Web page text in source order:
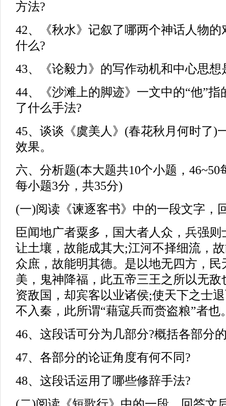
方法?
42、《秋水》记叙了哪两个神话人物的
什么?
43、《论毅力》的写作动机和中心思想
44、《沙滩上的脚迹》一文中的“他”指
了什么手法?
45、谈谈《虞美人》(春花秋月何时了)
效果。
六、分析题(本大题共10个小题，46~50
每小题3分，共35分)
(一)阅读《谏逐客书》中的一段文字，
臣闻地广者粟多，国大者人众，兵强
让土壤，故能成其大;江河不择细流，
众庶，故能明其德。是以地无四方，民
美，鬼神降福，此五帝三王之所以无
资敌国，却宾客以业诸侯;使天下之士
不入秦，此所谓“藉寇兵而赍盗粮”者也
46、这段话可分为几部分?概括各部分
47、各部分的论证角度有何不同?
48、这段话运用了哪些修辞手法?